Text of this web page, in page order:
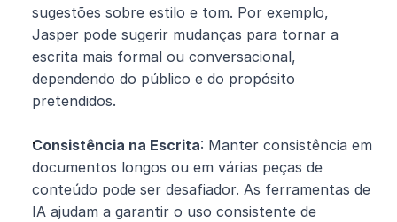
sugestões sobre estilo e tom. Por exemplo,
Jasper pode sugerir mudanças para tornar a
escrita mais formal ou conversacional,
dependendo do público e do propósito
pretendidos.
Consistência na Escrita: Manter consistência em
documentos longos ou em várias peças de
conteúdo pode ser desafiador. As ferramentas de
IA ajudam a garantir o uso consistente de